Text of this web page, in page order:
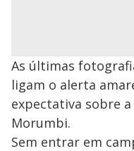
As últimas
ligam o alerta
expectativa sobre
Morumbi.
Sem entrar em